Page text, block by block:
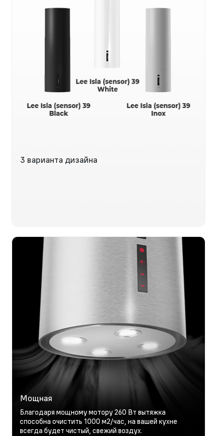
3 варианта дизайна
Мощная
Благодаря мощному мотору 260 Вт вытяжка
способна очистить 1000 м2/час, на вашей кухне
всегда будет чистый, свежий воздух.